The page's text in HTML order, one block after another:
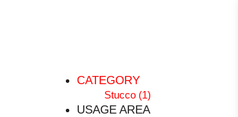
CATEGORY
Stucco (1)
USAGE AREA